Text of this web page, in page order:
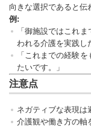
向きな選択であると伝
例:
「御施設ではこれ
われる介護を実践し
「これまでの経験
たいです。」
注意点
ネガティブな表現は
介護観や働き方の軸